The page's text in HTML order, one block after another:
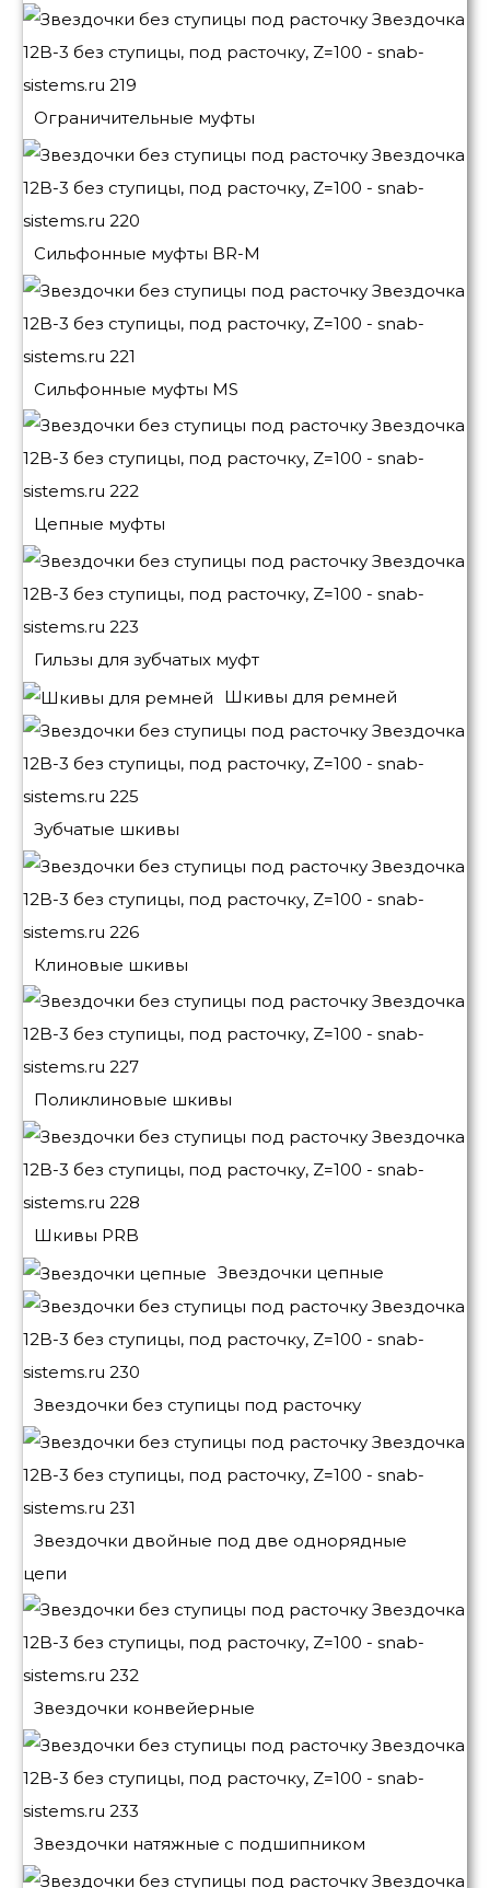
Ограничительные муфты
Сильфонные муфты BR-M
Сильфонные муфты MS
Цепные муфты
Гильзы для зубчатых муфт
Шкивы для ремней
Зубчатые шкивы
Клиновые шкивы
Поликлиновые шкивы
Шкивы PRB
Звездочки цепные
Звездочки без ступицы под расточку
Звездочки двойные под две однорядные
цепи
Звездочки конвейерные
Звездочки натяжные с подшипником